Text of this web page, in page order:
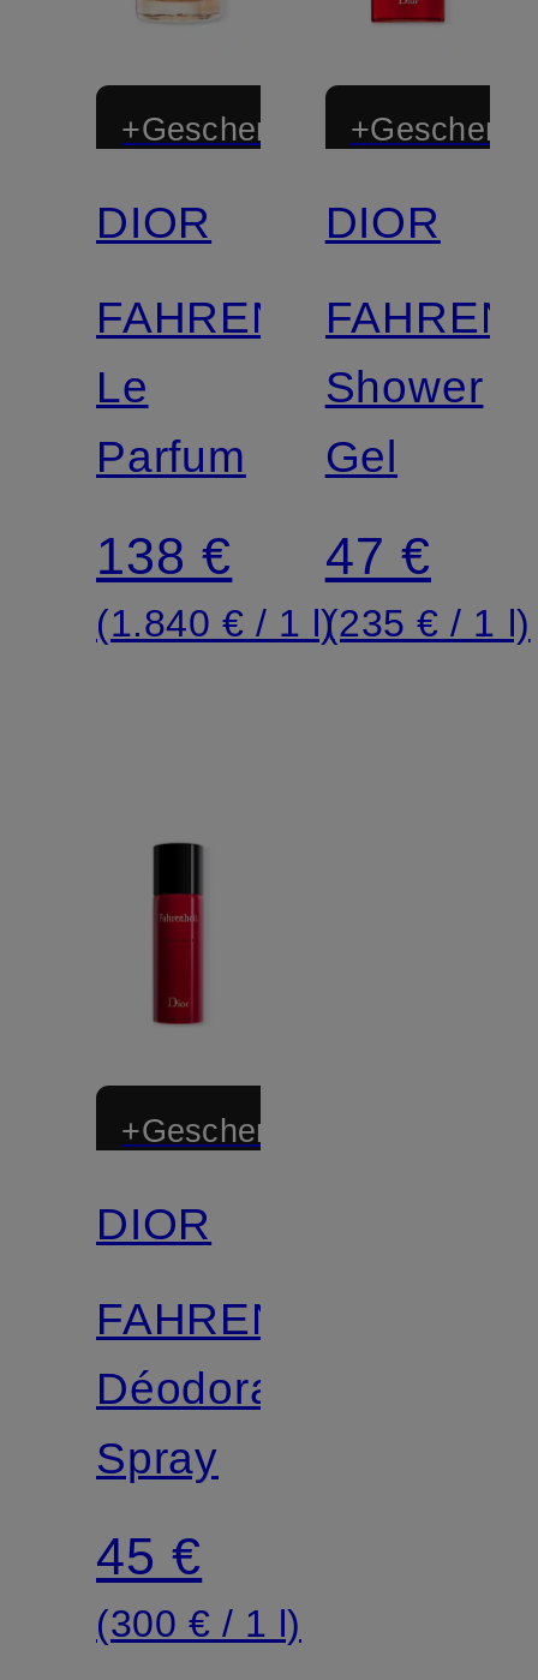
+Geschenk
DIOR
FAHRENHEIT
Le
Parfum
138 €
(1.840 € / 1 l)
+Geschenk
DIOR
Shower
Gel
47 €
(235 € / 1 l)
+Geschenk
DIOR
FAHRENHEIT
Déodorant
Spray
45 €
(300 € / 1 l)